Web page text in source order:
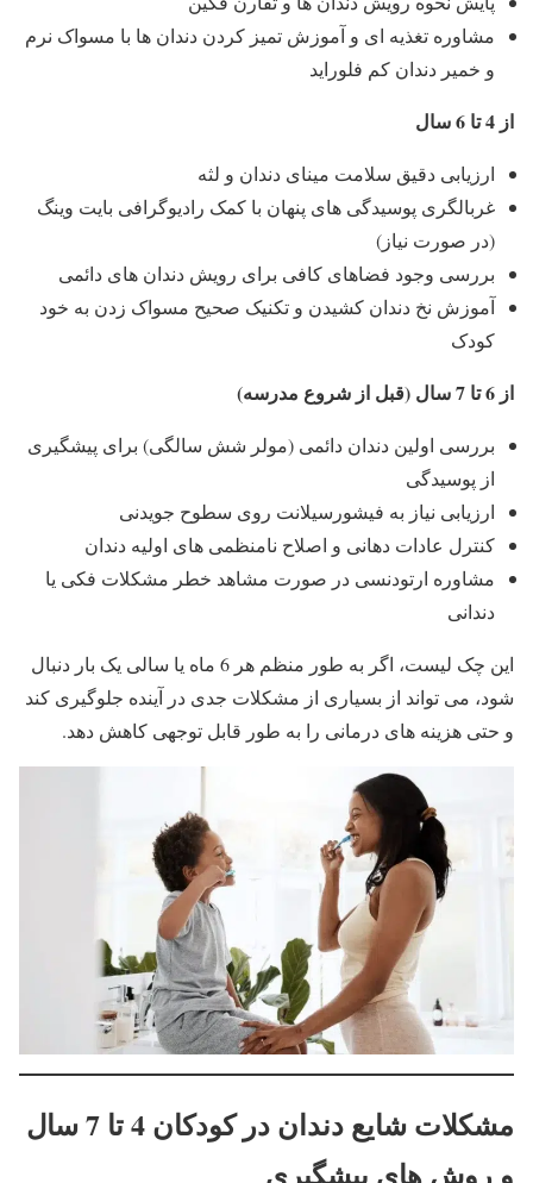
مشاوره تغذیه ای و آموزش تمیز کردن دندان ها با مسواک نرم
و خمیر دندان کم فلوراید
از 4 تا 6 سال
ارزیابی دقیق سلامت مینای دندان و لثه
غربالگری پوسیدگی های پنهان با کمک رادیوگرافی بایت وینگ
(در صورت نیاز)
بررسی وجود فضاهای کافی برای رویش دندان های دائمی
آموزش نخ دندان کشیدن و تکنیک صحیح مسواک زدن به خود
کودک
از 6 تا 7 سال (قبل از شروع مدرسه)
بررسی اولین دندان دائمی (مولر شش سالگی) برای پیشگیری
از پوسیدگی
ارزیابی نیاز به فیشورسیلانت روی سطوح جویدنی
کنترل عادات دهانی و اصلاح نامنظمی های اولیه دندان
مشاوره ارتودنسی در صورت مشاهد خطر مشکلات فکی یا
دندانی
این چک لیست، اگر به طور منظم هر 6 ماه یا سالی یک بار دنبال
شود، می تواند از بسیاری از مشکلات جدی در آینده جلوگیری کند
و حتی هزینه های درمانی را به طور قابل توجهی کاهش دهد.
مشکلات شایع دندان در کودکان 4 تا 7 سال
و روش های پیشگیری